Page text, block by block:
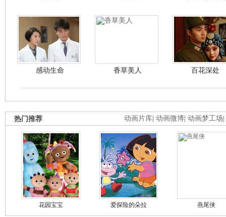
感动生命 香草美人 百花深处
动画片库 动画微博 动画梦工场
热门推荐
花园宝宝 爱探险的朵拉 燕尾侠